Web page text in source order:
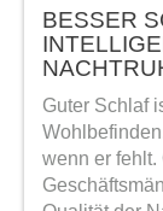
BESSER
Guter Schlaf
wenn er fehlt.